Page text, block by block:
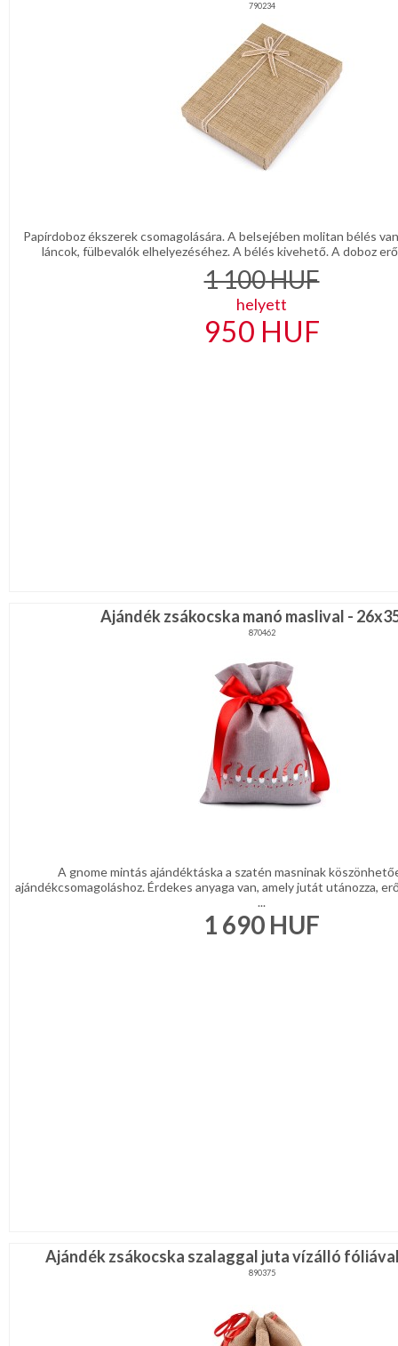
790234
Papírdoboz ékszerek csomagolására. A belsejében molitan bélés
láncok, fülbevalók elhelyezéséhez. A bélés kivehető. A doboz
1 100HUF
helyett
950 HUF
Ajándék zsákocska manó maslival -
870462
A gnome mintás ajándéktáska a szatén masninak
ajándékcsomagoláshoz. Érdekes anyaga van, amely jutát utánozza,
...
1 690 HUF
Ajándék zsákocska szalaggal juta vízálló
890375